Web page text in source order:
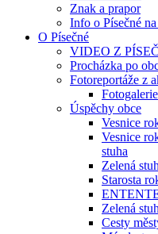
Znak a prapor
Info o Písečné
O Písečné
VIDEO Z
Procházka po
Fotoreportáže z
Fotogalerie
Úspěchy obce
Vesnice
Vesnice
stuha
Zelená
Starosta
Zelená
Cesty